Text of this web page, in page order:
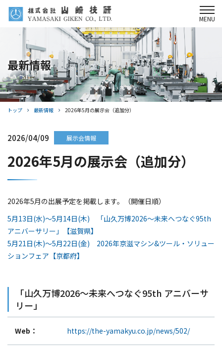
MENU
製品情報
選ばれる理由
サポート体制
会社情報
採用情報
最新情報
お問い合わせ
Webサイト利用規約
個人情報保護方針
サイトマップ
JP EN
最新情報
トップ 最新情報 2026年5月の展示会（追加分）
2026/04/09 展示会情報
2026年5月の展示会（追加分）
2026年5月の出展予定を掲載します。（開催日順）
5月13日(水)～5月14日(木) 「山久万博2026〜未来へつなぐ95th
アニバーサリー」【滋賀県】
5月21日(木)～5月22日(金) 2026年京滋マシン&ツール・ソリュー
ションフェア【京都府】
「山久万博2026〜未来へつなぐ95th アニバーサ
リー」
Web： https://the-yamakyu.co.jp/news/502/